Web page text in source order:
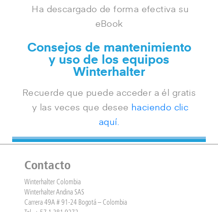
Ha descargado de forma efectiva su
eBook
Consejos de mantenimiento
y uso de los equipos
Winterhalter
Recuerde que puede acceder a él gratis
y las veces que desee haciendo clic
aquí.
Contacto
Winterhalter Colombia
Winterhalter Andina SAS
Carrera 49A # 91-24 Bogotá – Colombia